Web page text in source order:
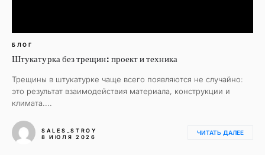
БЛОГ
Штукатурка без трещин: проект и техника
Трещины в штукатурке чаще всего появляются не случайно:
это результат взаимодействия материала, конструкции и
климата....
SALES_STROY
8 ИЮЛЯ 2026
ЧИТАТЬ ДАЛЕЕ